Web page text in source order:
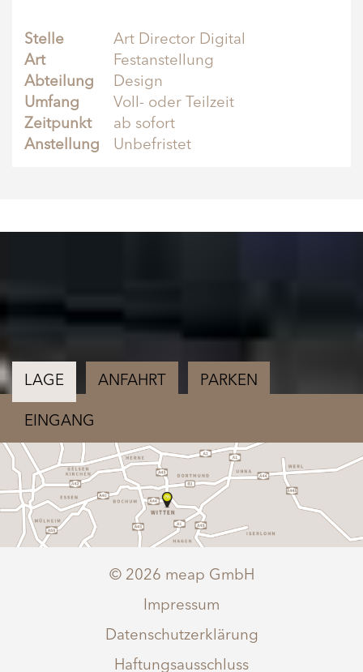
Stelle
Art Director Digital
Art
Festanstellung
Abteilung
Design
Umfang
Voll- oder Teilzeit
Zeitpunkt
ab sofort
Anstellung
Unbefristet
LAGE ANFAHRT PARKEN
EINGANG
© 2026 meap GmbH
Impressum
Datenschutzerklärung
Haftungsausschluss